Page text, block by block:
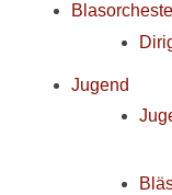
Jugend